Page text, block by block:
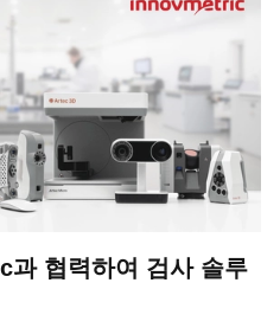
협력하여 검사 솔루